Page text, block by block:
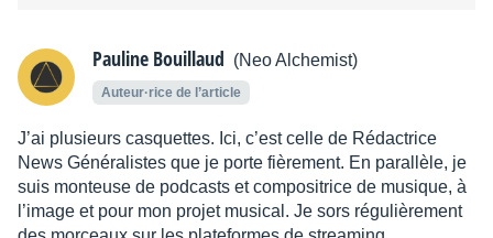
Pauline Bouillaud (Neo Alchemist)
Auteur·rice de l’article
J’ai plusieurs casquettes. Ici, c’est celle de Rédactrice
News Généralistes que je porte fièrement. En parallèle, je
suis monteuse de podcasts et compositrice de musique, à
l’image et pour mon projet musical. Je sors régulièrement